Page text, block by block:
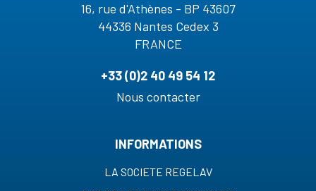
16, rue d'Athènes - BP 43607
44336 Nantes Cedex 3
FRANCE
+33 (0)2 40 49 54 12
Nous contacter
INFORMATIONS
LA SOCIETE REGELAV